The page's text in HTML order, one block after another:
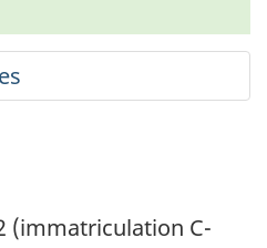
(immatriculation C-